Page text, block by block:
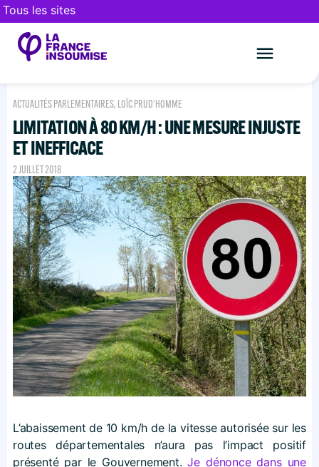
Tous les sites
ACTUALITÉS PARLEMENTAIRES, LOÏC PRUD'HOMME
LIMITATION À 80 KM/H : UNE MESURE INJUSTE
ET INEFFICACE
2 JUILLET 2018
L’abaissement de 10 km/h de la vitesse autorisée sur les
routes départementales n’aura pas l’impact positif
présenté par le Gouvernement.Je dénonce dans une